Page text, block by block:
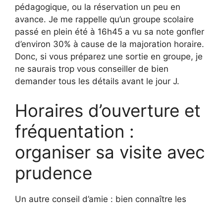
pédagogique, ou la réservation un peu en
avance. Je me rappelle qu’un groupe scolaire
passé en plein été à 16h45 a vu sa note gonfler
d’environ 30% à cause de la majoration horaire.
Donc, si vous préparez une sortie en groupe, je
ne saurais trop vous conseiller de bien
demander tous les détails avant le jour J.
Horaires d’ouverture et
fréquentation :
organiser sa visite avec
prudence
Un autre conseil d’amie : bien connaître les